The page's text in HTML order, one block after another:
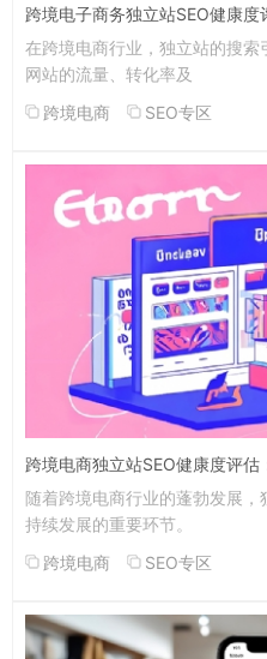
跨境电子商务独立站SEO健康度
在跨境电商行业，独立站的搜
网站的流量、转化率及
跨境电商
SEO专区
跨境电商独立站SEO健康度评估
随着跨境电商行业的蓬勃发展
持续发展的重要环节。
跨境电商
SEO专区